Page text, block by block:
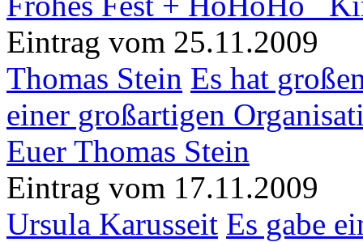
Eintrag vom 25.11.2009
Thomas Stein Es hat
einer großartigen
Euer Thomas Stein
Eintrag vom 17.11.2009
Ursula Karusseit Es gabe